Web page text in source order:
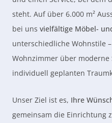
steht. Auf über 6.000 m²
bei uns vielfältige Möbel-
unterschiedliche Wohnstile
Wohnzimmer über
individuell geplanten
Unser Ziel ist es, Ihre
gemeinsam die Einrichtung